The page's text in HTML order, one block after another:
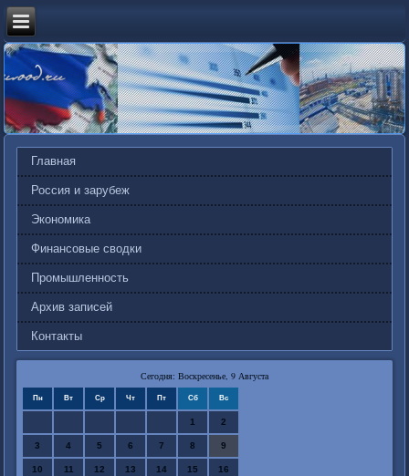
Главная
Россия и зарубеж
Экономика
Финансовые сводки
Промышленность
Архив записей
Контакты
Сегодня: Воскресенье, 9 Августа
Пн Вт Ср Чт Пт Сб Вс
1 2
3 4 5 6 7 8 9
10 11 12 13 14 15 16